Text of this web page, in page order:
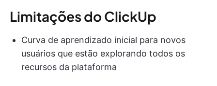
Limitações do ClickUp
Curva de aprendizado inicial para novos
usuários que estão explorando todos os
recursos da plataforma